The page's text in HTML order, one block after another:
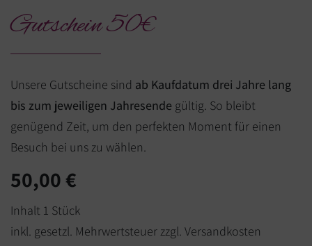
Gutschein 50€
Unsere Gutscheine sind ab Kaufdatum drei Jahre lang
bis zum jeweiligen Jahresende gültig. So bleibt
genügend Zeit, um den perfekten Moment für einen
Besuch bei uns zu wählen.
50,00 €
Inhalt 1 Stück
inkl. gesetzl. Mehrwertsteuer zzgl. Versandkosten